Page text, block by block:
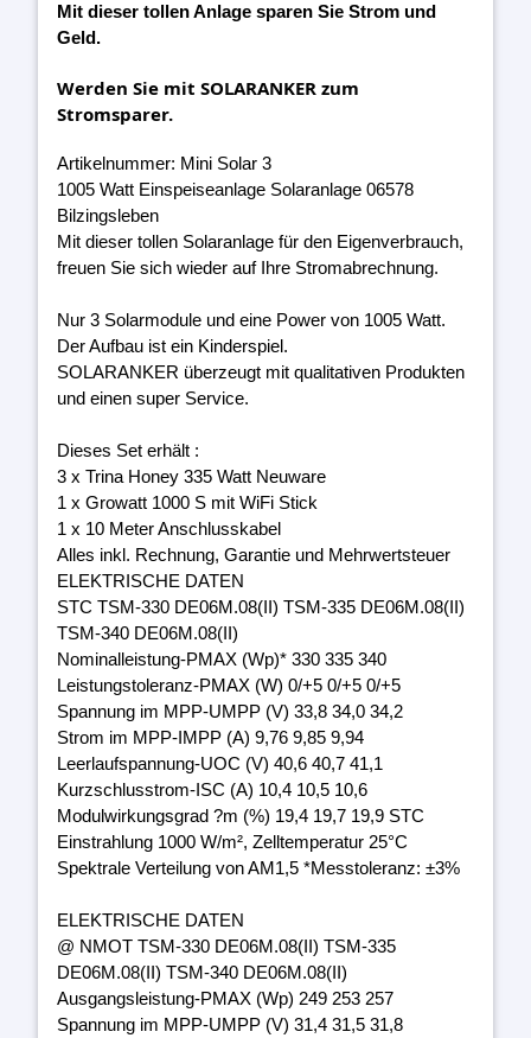
Mit dieser tollen Anlage sparen Sie Strom und
Geld.
Werden Sie mit SOLARANKER zum
Stromsparer.
Artikelnummer: Mini Solar 3
1005 Watt Einspeiseanlage Solaranlage 06578
Bilzingsleben
Mit dieser tollen Solaranlage für den Eigenverbrauch,
freuen Sie sich wieder auf Ihre Stromabrechnung.
Nur 3 Solarmodule und eine Power von 1005 Watt.
Der Aufbau ist ein Kinderspiel.
SOLARANKER überzeugt mit qualitativen Produkten
und einen super Service.
Dieses Set erhält :
3 x Trina Honey 335 Watt Neuware
1 x Growatt 1000 S mit WiFi Stick
1 x 10 Meter Anschlusskabel
Alles inkl. Rechnung, Garantie und Mehrwertsteuer
ELEKTRISCHE DATEN
STC TSM-330 DE06M.08(II) TSM-335 DE06M.08(II)
TSM-340 DE06M.08(II)
Nominalleistung-PMAX (Wp)* 330 335 340
Leistungstoleranz-PMAX (W) 0/+5 0/+5 0/+5
Spannung im MPP-UMPP (V) 33,8 34,0 34,2
Strom im MPP-IMPP (A) 9,76 9,85 9,94
Leerlaufspannung-UOC (V) 40,6 40,7 41,1
Kurzschlusstrom-ISC (A) 10,4 10,5 10,6
Modulwirkungsgrad ?m (%) 19,4 19,7 19,9 STC
Einstrahlung 1000 W/m², Zelltemperatur 25°C
Spektrale Verteilung von AM1,5 *Messtoleranz: ±3%
ELEKTRISCHE DATEN
@ NMOT TSM-330 DE06M.08(II) TSM-335
DE06M.08(II) TSM-340 DE06M.08(II)
Ausgangsleistung-PMAX (Wp) 249 253 257
Spannung im MPP-UMPP (V) 31,4 31,5 31,8